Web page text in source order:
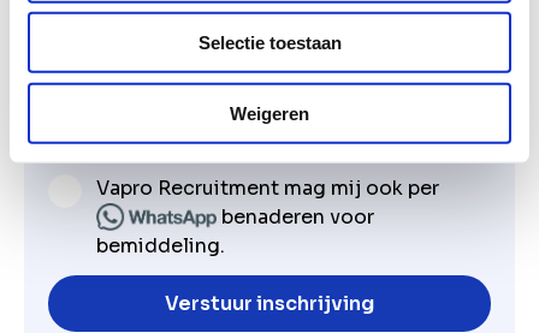
Selectie toestaan
Weigeren
gegevens te mogen verwerken en aan evt.
derden, waaronder opdrachtgevers, te
verstrekken.
Ik ga akkoord met bemiddeling door
Vapro Recruitment
Vapro Recruitment mag mij ook per
benaderen voor
bemiddeling.
Verstuur inschrijving